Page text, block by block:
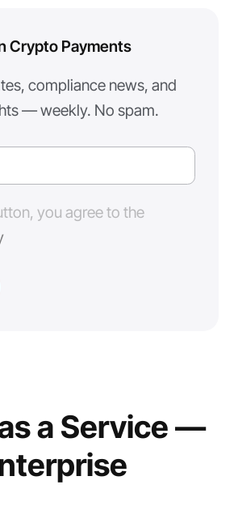
Crypto Payments
compliance news, and
— weekly. No spam.
you agree to the
a Service —